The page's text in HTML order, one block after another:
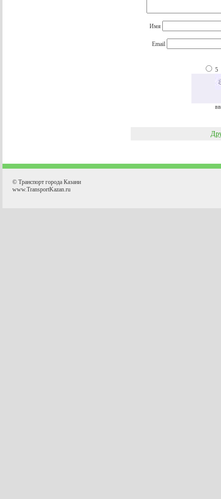
Имя
Email
5
© Транспорт города Казани
www.TransportKazan.ru